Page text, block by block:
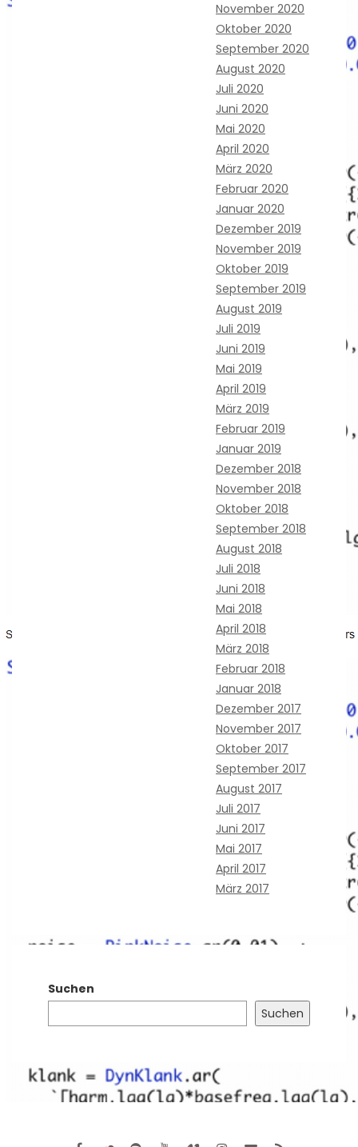
November 2020
Oktober 2020
September 2020
August 2020
Juli 2020
Juni 2020
Mai 2020
April 2020
März 2020
Februar 2020
Januar 2020
Dezember 2019
November 2019
Oktober 2019
September 2019
August 2019
Juli 2019
Juni 2019
Mai 2019
April 2019
März 2019
Februar 2019
Januar 2019
Dezember 2018
November 2018
Oktober 2018
September 2018
August 2018
Juli 2018
Juni 2018
Mai 2018
April 2018
März 2018
Februar 2018
Januar 2018
Dezember 2017
November 2017
Oktober 2017
September 2017
August 2017
Juli 2017
Juni 2017
Mai 2017
April 2017
März 2017
Suchen
Suchen